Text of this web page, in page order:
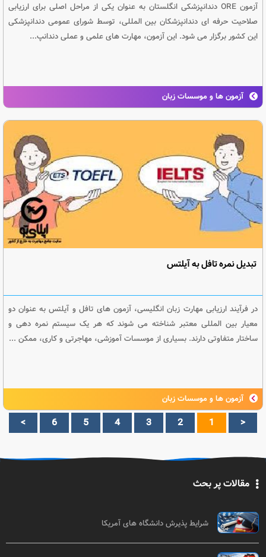
آزمون ORE دندانپزشکی انگلستان به عنوان یکی از مراحل اصلی برای ارزیابی
صلاحیت حرفه ای دندانپزشکان بین المللی، توسط شورای عمومی دندانپزشکی
این کشور برگزار می شود. این آزمون، مهارت های علمی و عملی دندانپ...
آزمون ها و موسسات زبان
تبدیل نمره تافل به آیلتس
در فرآیند ارزیابی مهارت زبان انگلیسی، آزمون های تافل و آیلتس به عنوان دو
معیار بین المللی معتبر شناخته می شوند که هر یک سیستم نمره دهی و
ساختار متفاوتی دارند. بسیاری از موسسات آموزشی، مهاجرتی و کاری، ممکن ...
آزمون ها و موسسات زبان
<
1
2
3
4
5
6
>
مقالات پر بحث
شرایط پذیرش دانشگاه های آمریکا